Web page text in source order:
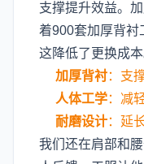
支撑提升效益。
着900套加厚背衬
这降低了更换成本
加厚背衬：支
人体工学：减
耐磨设计：延
我们还在肩部和